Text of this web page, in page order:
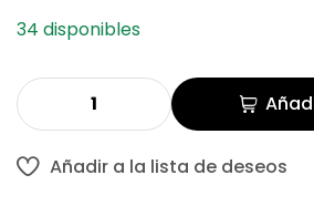
34 disponibles
Añadir a la lista de deseos